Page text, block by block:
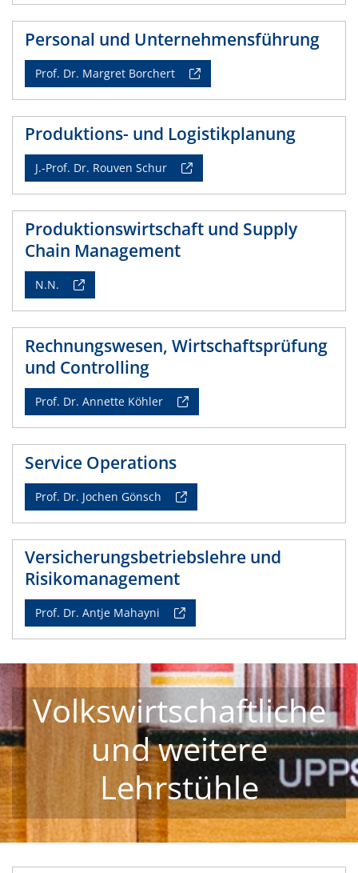
Personal und Unternehmensführung
Prof. Dr. Margret Borchert
Produktions- und Logistikplanung
J.-Prof. Dr. Rouven Schur
Produktionswirtschaft und Supply
Chain Management
N.N.
Rechnungswesen, Wirtschaftsprüfung
und Controlling
Prof. Dr. Annette Köhler
Service Operations
Prof. Dr. Jochen Gönsch
Versicherungsbetriebslehre und
Risikomanagement
Prof. Dr. Antje Mahayni
Volkswirtschaftliche
und weitere
Lehrstühle